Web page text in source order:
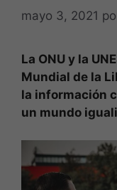
mayo 3, 2021
La ONU y la
Mundial de la
la información
un mundo